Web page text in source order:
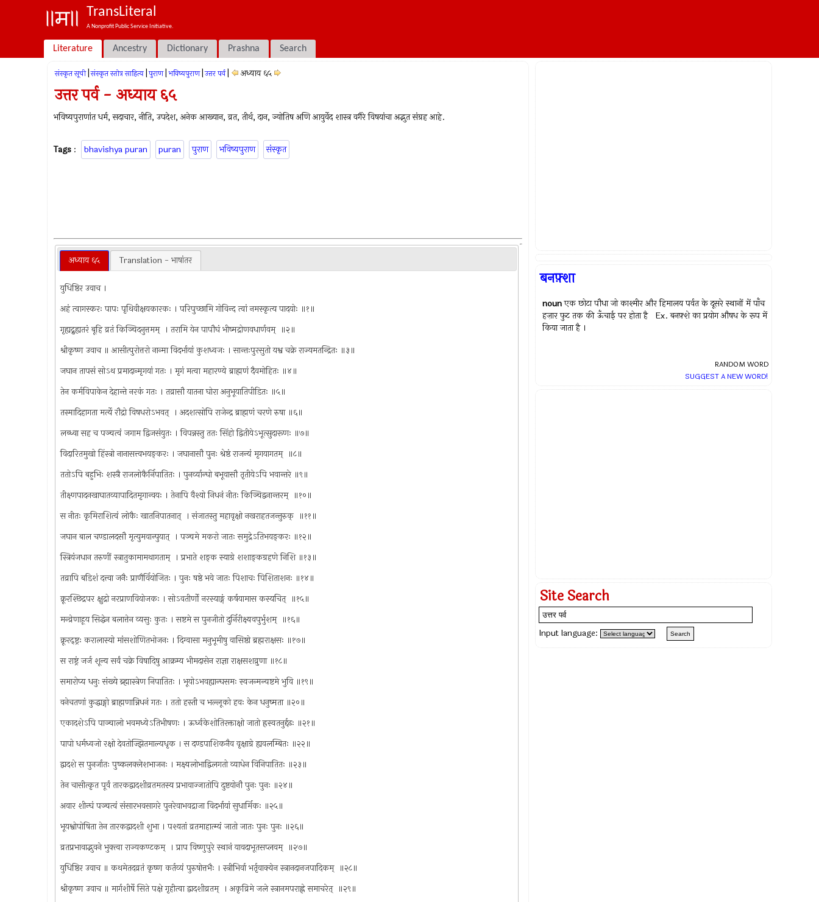
TransLiteral
A Nonprofit Public Service Initiative.
Literature Ancestry Dictionary Prashna Search
संस्कृत सूची संस्कृत स्तोत्र साहित्य पुराण भविष्यपुराण उत्तर पर्व अध्याय ६५
उत्तर पर्व - अध्याय ६५
भविष्यपुराणांत धर्म, सदाचार, नीति, उपदेश, अनेक आख्यान, व्रत, तीर्थ, दान, ज्योतिष अणि आयुर्वेद शास्त्र वगैरे विषयांचा अद्भुत संग्रह आहे.
Tags : bhavishya puran puran पुराण भविष्यपुराण संस्कृत
अध्याय ६५ Translation - भाषांतर
युधिष्ठिर उवाच ।
अहं त्वागस्करः पापः पृथिवीक्षयकारकः । परिपुच्छामि गोविन्द त्वां नमस्कृत्य पादयोः ॥१॥
गृह्यद्नुह्यतरं बूहि व्रतं किञ्चिदनुत्तमम् ‍ । तरामि येन पापौघं भीष्मद्रोणवधार्णवम् ‍ ॥२॥
श्रीकृष्ण उवाच ॥ आसीत्पुरोत्तरो नान्मा विदर्भायां कुशध्वजः । सान्तःपुरसुतो यश्व चक्रे राज्यमतन्द्रितः ॥३॥
जघान तापसं सोऽथ प्रमादान्मृगयां गतः । मृगं मत्वा महारण्ये ब्राह्मणं दैवमोहितः ॥४॥
तेन कर्मविपाकेन देहान्ते नरकं गतः । तव्रासौ यातना घोरा अनुभूयातिपीडितः ॥५॥
तस्मादिहागता मर्त्ये रौद्रो विषधरोऽभवत् ‍ । अदशत्सोपि राजेन्द्र ब्राह्मणं चरणे रुषा ॥६॥
लब्ध्वा सह च पञ्चत्वं जगाम द्विजसंयुतः । विपन्नस्तु ततः सिंहो द्वितीयेऽभूत्सुदारूणः ॥७॥
विदारितमुखो हिंस्त्रो नानासत्त्वभयङ्करः । जघानासौ पुनः श्रेष्ठं राजन्यं मृगयागतम् ‍ ॥८॥
ततोऽपि बहुभिः शस्त्रै राजलोकैर्निपातितः । पुनर्व्यान्घो बभूवासौ तृतीयेऽपि भवान्तरे ॥९॥
तीक्ष्णपादनखाघातव्यापादितमृगान्वयः । तेनापि वैश्यो निधनं नीतः किञ्चिद्वनान्तरम् ‍ ॥१०॥
स नीतः कृमिराशित्वं लोकैः खातनिपातनात् ‍ । संजातस्तु महावृक्षो नखराहतजन्तुरुक् ‍ ॥११॥
जघान बाल चण्डालदसौ मृत्युमवान्पुयात् ‍ । पञ्चमे मकरो जातः समुद्रेऽतिभयङ्करः ॥१२॥
स्त्रियंजधान तरुणीं स्त्रातुकामामथागताम् ‍ । प्रभाते शङ्क स्याग्रे शशाङ्कग्रहणे निशि ॥१३॥
तव्रापि बडिशं दत्त्वा जनैः प्राणैर्वियोजितः । पुनः षष्ठे भवे जातः पिशाचः पिशिताशनः ॥१४॥
क्रूरश्छिद्रपर क्षुद्रो नरप्राणवियोजकः । सोऽवतीर्णो नरस्याङ्गं कर्षयामास कस्यचित् ‍ ॥१५॥
मन्व्रेणाहूय सिद्धेन बलात्तेन व्यसुः कुतः । सष्टमे स पुनजीतो दुर्निरीक्ष्यवपुर्भुशम् ‍ ॥१६॥
क्रूरद्ष्ट्रः करालास्यो मांसशोणितभोजनः । दिग्वासा मनुभूमीषु वासिष्ठो ब्रह्मराक्षसः ॥१७॥
स राष्ट्रं जर्ज शून्य सर्वं चक्रे विषादिषु आक्रम्य भीमदासेन राज्ञा राक्षसशव्रुणा ॥१८॥
समारोप्य धनुः संख्ये ब्र्ह्मास्त्रेण निपातितः । भूयोऽभवह्यान्घसमः स्वजन्मन्यष्टमे भुवि ॥१९॥
वनेचतणां कुद्धाङ्गो ब्राह्मणान्निधनं गतः । ततो हस्ती च भल्लूको हवः केन धनुष्मता ॥२०॥
एकादशेऽपि पाञ्चालो भवमध्येऽतिभीषणः । ऊर्ध्वकेशोतिरक्ताक्षो जातो ह्रस्वतनुर्द्दढः ॥२१॥
पापो धर्मध्वजो रक्षो देवतोज्झितमाल्यधृक । स दण्डपाशिकनैव वृक्षाग्रे ह्यवलम्बितः ॥२२॥
द्वादशे स पुनर्जातः पुष्कलक्लेशभाजनः । मक्ष्यलोभाद्विलगतो व्याधेन विनिपातितः ॥२३॥
तेन चासीत्कृत पूर्वं तारकद्वादशीव्रतम‍तस्य प्रभावाज्जातोपि दुष्टयोनौ पुनः पुनः ॥२४॥
अवार शीन्घं पञ्चत्वं संसारभवसागरे पुनरेवाभवद्राजा विदर्भायां सुधार्मिकः ॥२५॥
भूयश्वोपोषिता तेन तारकद्वादशी शुभा । पश्यतां व्रतमाहात्म्यं जातो जातः पुनः पुनः ॥२६॥
व्रतप्रभावाद्भुवने भुक्त्वा राज्यकण्टकम् ‍ । प्राप विष्णुपुरे स्थानं यावदाभूतसप्लवम् ‍ ॥२७॥
युधिष्ठिर उवाच ॥ कथमेतदव्रतं कृष्ण कर्तव्यं पुरुषोत्तभैः । स्त्रीभिर्वा भर्तृवाक्येन स्त्रानदानजपादिकम् ‍ ॥२८॥
श्रीकृष्ण उवाच ॥ मार्गशीर्षे सिते पक्षे गृहीत्वा द्वादशीव्रतम् ‍ । अकृव्रिमे जले स्त्रानमपराह्ले समाचरेत् ‍ ॥२९॥
बनफ़्शा
nounएक छोटा पौधा जो काश्मीर और हिमालय पर्वत के दूसरे स्थानों में पाँच
हज़ार फुट तक की ऊँचाई पर होता है Ex.बनफ़्शे का प्रयोग औषध के रूप में
किया जाता है ।
RANDOM WORD
SUGGEST A NEW WORD!
Site Search
Input language: